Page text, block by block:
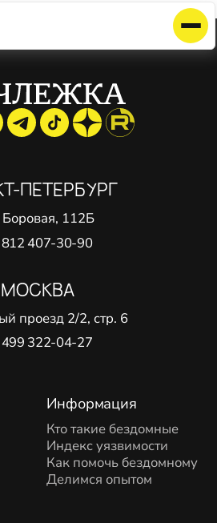
не найден!
Информация
Кто такие бездомные
Индекс уязвимости
Как помочь бездомному
Делимся опытом
ПЕТЕРБУРГ
Боровая, 112Б
812 407-30-90
МОСКВА
проезд 2/2, стр. 6
322-04-27